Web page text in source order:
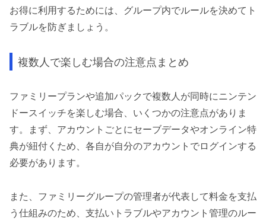
お得に利用するためには、グループ内でルールを決めてト
ラブルを防ぎましょう。
複数人で楽しむ場合の注意点まとめ
ファミリープランや追加パックで複数人が同時にニンテン
ドースイッチを楽しむ場合、いくつかの注意点がありま
す。まず、アカウントごとにセーブデータやオンライン特
典が紐付くため、各自が自分のアカウントでログインする
必要があります。
また、ファミリーグループの管理者が代表して料金を支払
う仕組みのため、支払いトラブルやアカウント管理のルー